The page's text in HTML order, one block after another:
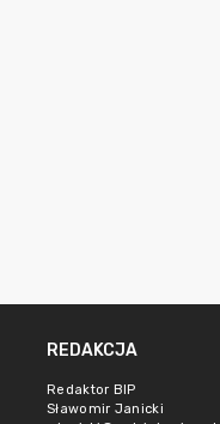
REDAKCJA
Redaktor BIP
Sławomir Janicki